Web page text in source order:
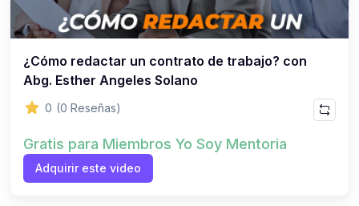
¿Cómo redactar un contrato de trabajo? con
Abg. Esther Angeles Solano
0 (0 Reseñas)
Gratis para Miembros Yo Soy Mentoria
Adquirir este video